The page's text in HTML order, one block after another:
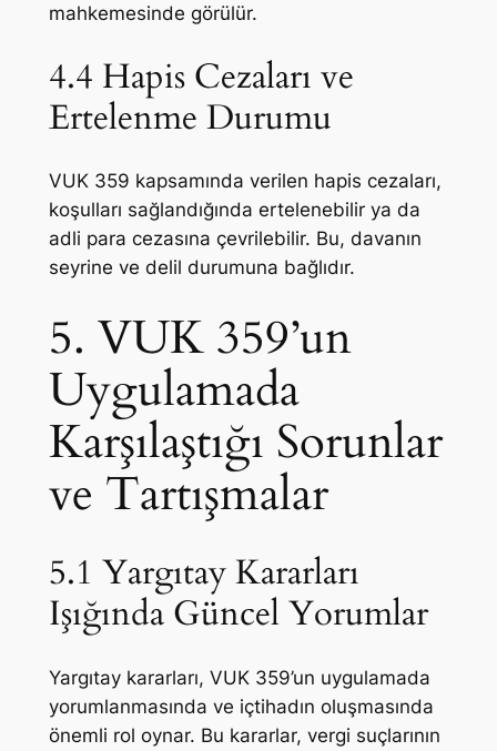
mahkemesinde görülür.
4.4 Hapis Cezaları ve
Ertelenme Durumu
VUK 359 kapsamında verilen hapis cezaları,
koşulları sağlandığında ertelenebilir ya da
adli para cezasına çevrilebilir. Bu, davanın
seyrine ve delil durumuna bağlıdır.
5. VUK 359’un
Uygulamada
Karşılaştığı Sorunlar
ve Tartışmalar
5.1 Yargıtay Kararları
Işığında Güncel Yorumlar
Yargıtay kararları, VUK 359’un uygulamada
yorumlanmasında ve içtihadın oluşmasında
önemli rol oynar. Bu kararlar, vergi suçlarının